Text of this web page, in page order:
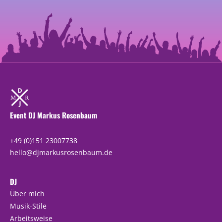
Event DJ Markus ­Rosenbaum
+49 (0)151 23007738
hello@djmarkusrosenbaum.de
DJ
Über mich
Musik-Stile
Arbeitsweise